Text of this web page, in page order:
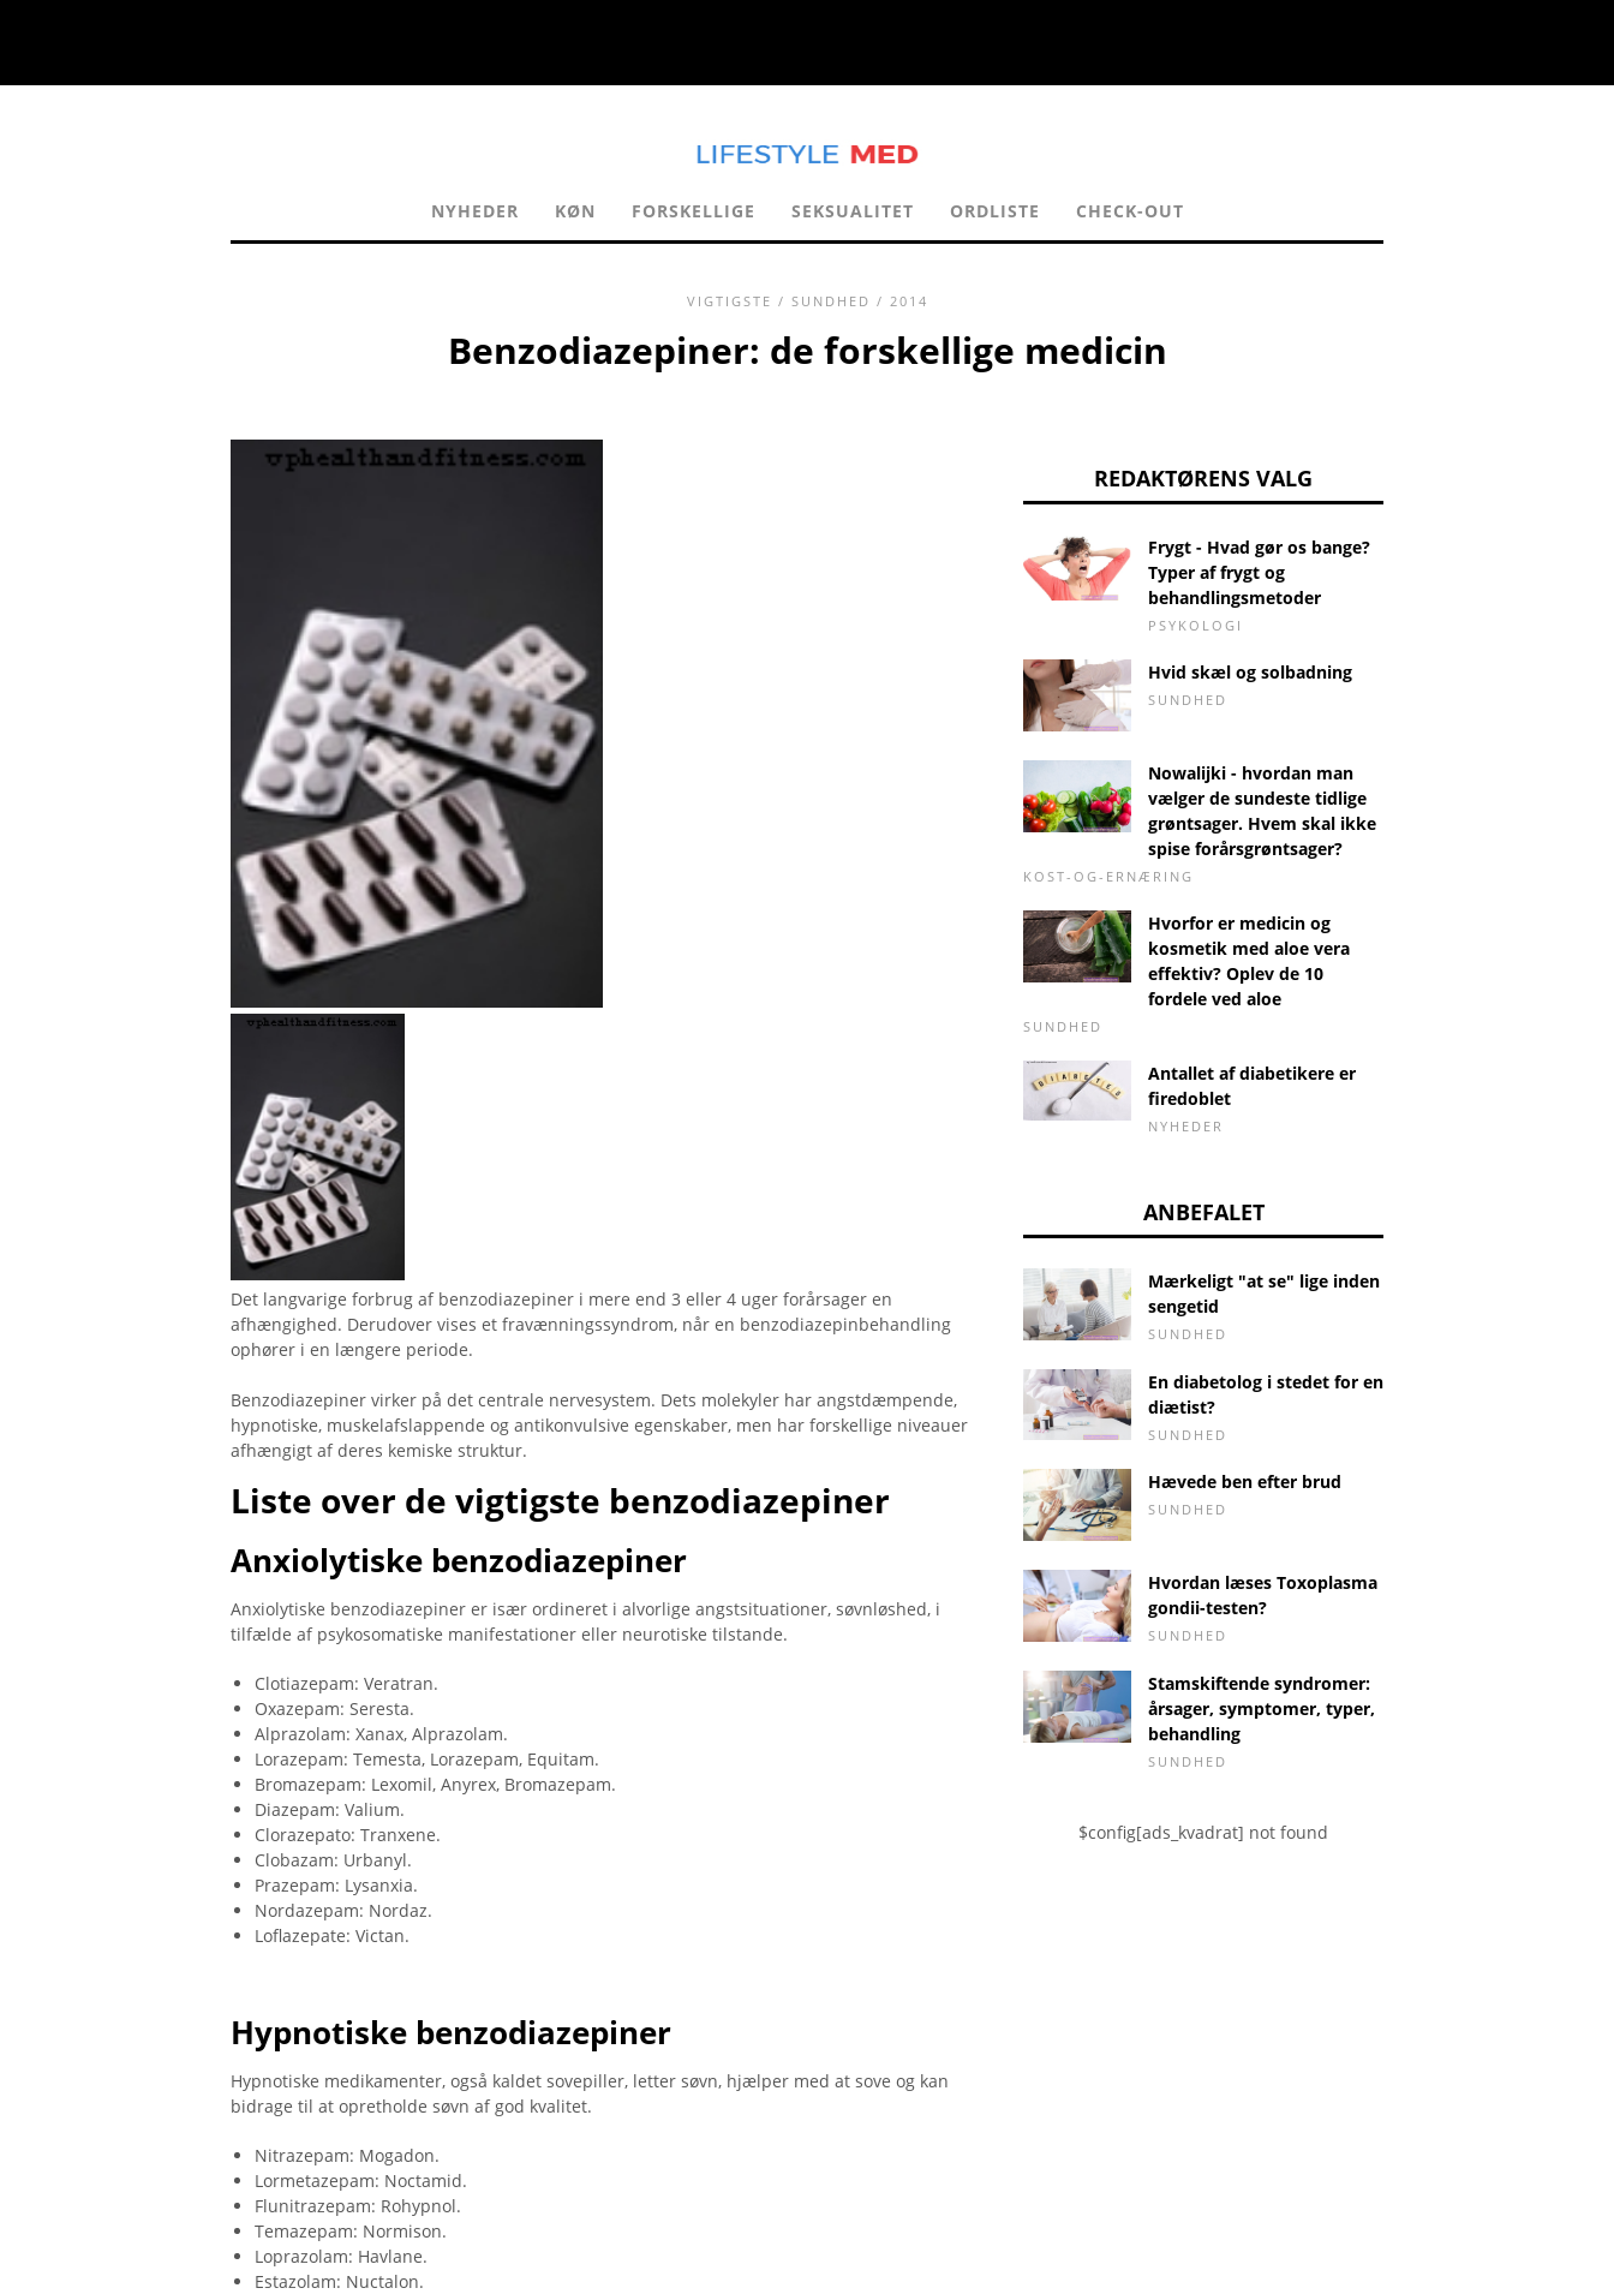
NYHEDER KØN FORSKELLIGE SEKSUALITET ORDLISTE CHECK-OUT
VIGTIGSTE / SUNDHED / 2014
Benzodiazepiner: de forskellige medicin
Det langvarige forbrug af benzodiazepiner i mere end 3 eller 4 uger forårsager en
afhængighed. Derudover vises et fravænningssyndrom, når en benzodiazepinbehandling
ophører i en længere periode.
Benzodiazepiner virker på det centrale nervesystem. Dets molekyler har angstdæmpende,
hypnotiske, muskelafslappende og antikonvulsive egenskaber, men har forskellige niveauer
afhængigt af deres kemiske struktur.
Liste over de vigtigste benzodiazepiner
Anxiolytiske benzodiazepiner
Anxiolytiske benzodiazepiner er især ordineret i alvorlige angstsituationer, søvnløshed, i
tilfælde af psykosomatiske manifestationer eller neurotiske tilstande.
Clotiazepam: Veratran.
Oxazepam: Seresta.
Alprazolam: Xanax, Alprazolam.
Lorazepam: Temesta, Lorazepam, Equitam.
Bromazepam: Lexomil, Anyrex, Bromazepam.
Diazepam: Valium.
Clorazepato: Tranxene.
Clobazam: Urbanyl.
Prazepam: Lysanxia.
Nordazepam: Nordaz.
Loflazepate: Victan.
Hypnotiske benzodiazepiner
Hypnotiske medikamenter, også kaldet sovepiller, letter søvn, hjælper med at sove og kan
bidrage til at opretholde søvn af god kvalitet.
Nitrazepam: Mogadon.
Lormetazepam: Noctamid.
Flunitrazepam: Rohypnol.
Temazepam: Normison.
Loprazolam: Havlane.
Estazolam: Nuctalon.
REDAKTØRENS VALG
Frygt - Hvad gør os bange?
Typer af frygt og
behandlingsmetoder
PSYKOLOGI
Hvid skæl og solbadning
SUNDHED
Nowalijki - hvordan man
vælger de sundeste tidlige
grøntsager. Hvem skal ikke
spise forårsgrøntsager?
KOST-OG-ERNÆRING
Hvorfor er medicin og
kosmetik med aloe vera
effektiv? Oplev de 10
fordele ved aloe
SUNDHED
Antallet af diabetikere er
firedoblet
NYHEDER
ANBEFALET
Mærkeligt "at se" lige inden
sengetid
SUNDHED
En diabetolog i stedet for en
diætist?
SUNDHED
Hævede ben efter brud
SUNDHED
Hvordan læses Toxoplasma
gondii-testen?
SUNDHED
Stamskiftende syndromer:
årsager, symptomer, typer,
behandling
SUNDHED
$config[ads_kvadrat] not found